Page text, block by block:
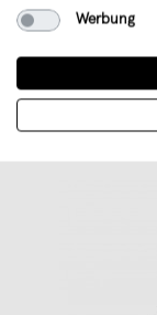
Werbung